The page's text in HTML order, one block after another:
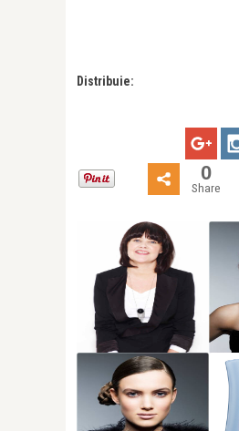
Distribuie:
0
Share